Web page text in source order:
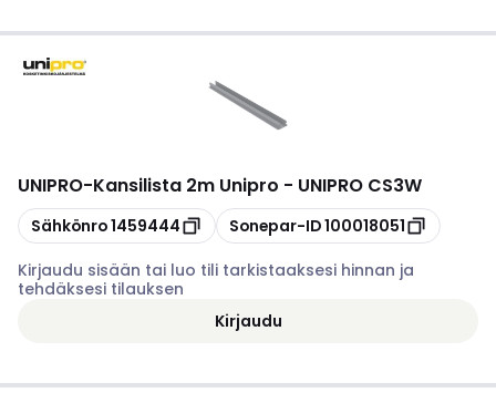
UNIPRO-Kansilista 2m Unipro - UNIPRO CS3W
Kopioi
Sähkönro1459444 Kopioi
Sonepar-ID100018051
Kirjaudu sisään tai luo tili tarkistaaksesi hinnan ja
tehdäksesi tilauksen
Kirjaudu